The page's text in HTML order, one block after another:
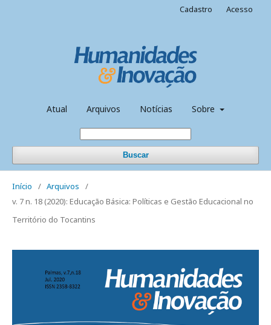
Atual Arquivos Notícias Sobre
Buscar
Cadastro Acesso
Início / Arquivos
/
v. 7 n. 18 (2020): Educação Básica: Políticas e Gestão Educacional no
Território do Tocantins